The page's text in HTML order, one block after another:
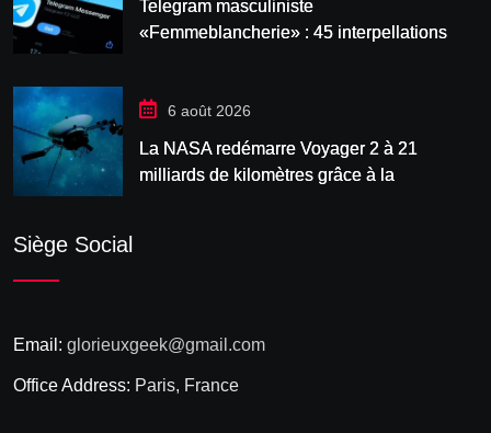
Telegram masculiniste
«Femmeblancherie» : 45 interpellations
6 août 2026
La NASA redémarre Voyager 2 à 21
milliards de kilomètres grâce à la
Siège Social
Email: glorieuxgeek@gmail.com
Office Address: Paris, France